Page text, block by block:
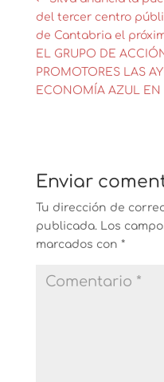
del tercer centro
de Cantabria el
EL GRUPO DE
PROMOTORES LAS
ECONOMÍA AZUL EN
Enviar
Tu dirección de
publicada. Los
marcados con *